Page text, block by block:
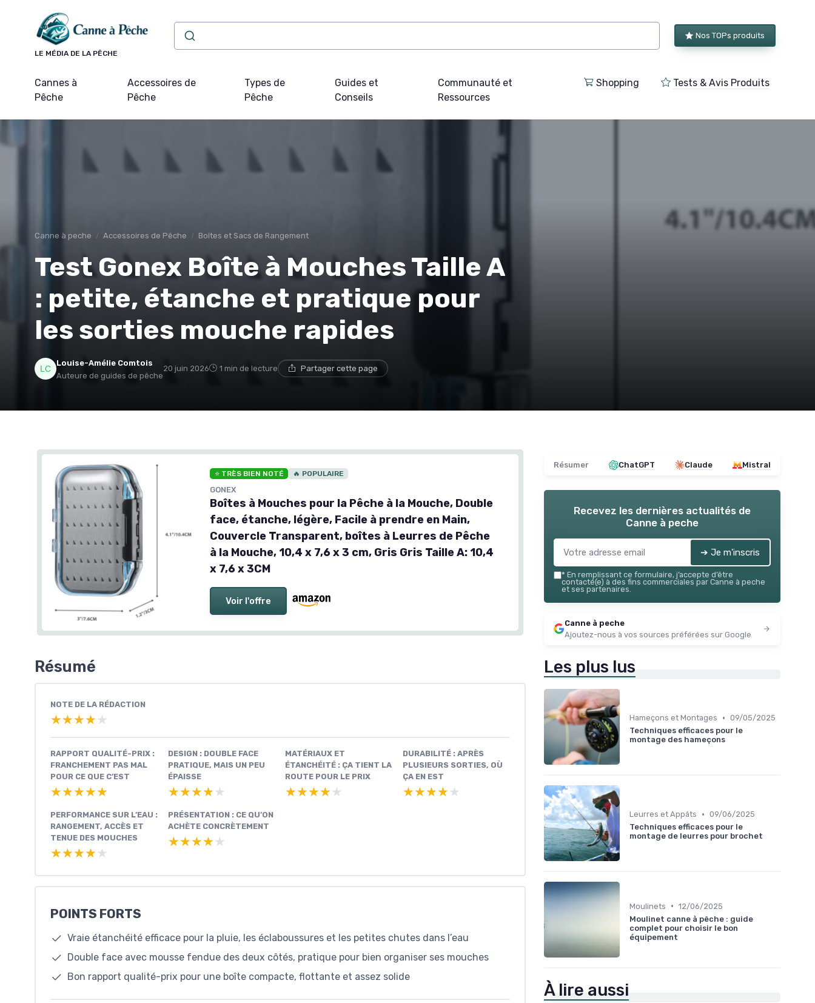
LE MÉDIA DE LA PÊCHE
Nos TOPs produits
Cannes à
Pêche
Accessoires de
Pêche
Types de
Pêche
Guides et
Conseils
Communauté et
Ressources
Shopping Tests & Avis Produits
Canne à peche Accessoires de Pêche Boîtes et Sacs de Rangement
Test Gonex Boîte à Mouches Taille A
: petite, étanche et pratique pour
les sorties mouche rapides
Louise-Amélie Comtois
Auteure de guides de pêche
20 juin 2026 1 min de lecture Partager cette page
⭐ TRÈS BIEN NOTÉ 🔥 POPULAIRE
GONEX
Boîtes à Mouches pour la Pêche à la Mouche, Double
face, étanche, légère, Facile à prendre en Main,
Couvercle Transparent, boîtes à Leurres de Pêche
à la Mouche, 10,4 x 7,6 x 3 cm, Gris Gris Taille A: 10,4
x 7,6 x 3CM
Voir l'offre
Résumé
NOTE DE LA RÉDACTION
★★★★★
★★★★★
RAPPORT QUALITÉ-PRIX :
FRANCHEMENT PAS MAL
POUR CE QUE C’EST
★★★★★
★★★★★
DESIGN : DOUBLE FACE
PRATIQUE, MAIS UN PEU
ÉPAISSE
★★★★★
★★★★★
MATÉRIAUX ET
ÉTANCHÉITÉ : ÇA TIENT LA
ROUTE POUR LE PRIX
★★★★★
★★★★★
DURABILITÉ : APRÈS
PLUSIEURS SORTIES, OÙ
ÇA EN EST
★★★★★
★★★★★
PERFORMANCE SUR L’EAU :
RANGEMENT, ACCÈS ET
TENUE DES MOUCHES
★★★★★
★★★★★
PRÉSENTATION : CE QU’ON
ACHÈTE CONCRÈTEMENT
★★★★★
★★★★★
POINTS FORTS
Vraie étanchéité efficace pour la pluie, les éclaboussures et les petites chutes dans l’eau
Double face avec mousse fendue des deux côtés, pratique pour bien organiser ses mouches
Bon rapport qualité-prix pour une boîte compacte, flottante et assez solide
Résumer ChatGPT Claude Mistral
Recevez les dernières actualités de
Canne à peche
➔ Je m'inscris
* En remplissant ce formulaire, j’accepte d’être
contacté(e) à des fins commerciales par Canne à peche
et ses partenaires.
Canne à peche
Ajoutez-nous à vos sources préférées sur Google
Les plus lus
Hameçons et Montages • 09/05/2025
Techniques efficaces pour le
montage des hameçons
Leurres et Appâts • 09/06/2025
Techniques efficaces pour le
montage de leurres pour brochet
Moulinets • 12/06/2025
Moulinet canne à pêche : guide
complet pour choisir le bon
équipement
À lire aussi